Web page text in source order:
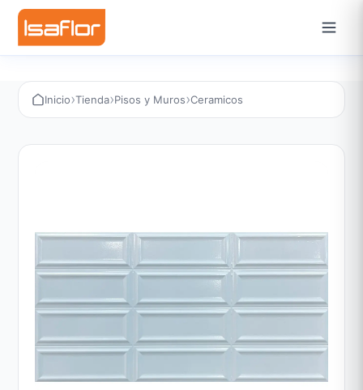
Inicio›Tienda›Pisos y Muros›Ceramicos